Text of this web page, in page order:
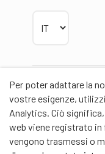
Per poter adattare la
vostre esigenze,
Analytics. Ciò
web viene registrato in
vengono trasmessi o
Partner